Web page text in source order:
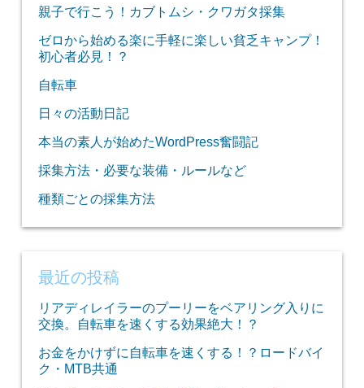
親子で行こう！カブトムシ・クワガタ採集
ゼロから始める楽に手軽に楽しい貧乏キャンプ！
初心者必見！？
自転車
日々の活動日記
本当の素人が始めたWordPress奮闘記
採集方法・必要な装備・ルールなど
種類ごとの採集方法
最近の投稿
リアディレイラーのプーリーをベアリング入りに
交換。自転車を速くする効果絶大！？
お金をかけずに自転車を速くする！？ロードバイ
ク・MTB共通